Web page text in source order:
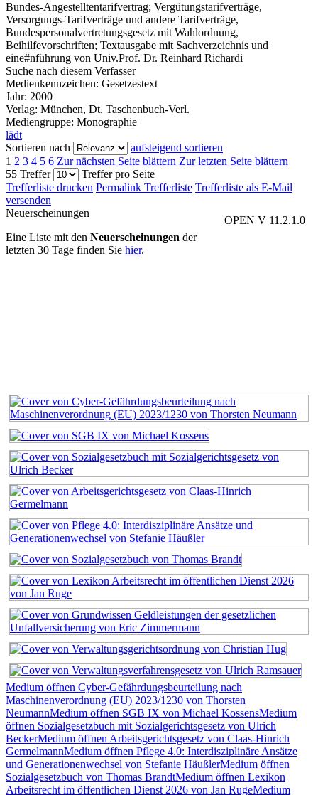
Bundes-Angestelltentarifvertrag; Vergütungstarifverträge,
Versorgungs-Tarifverträge und andere Tarifverträge,
Bundespersonalvertretungsgesetz mit Wahlordnung,
Beihilfevorschriften; Textausgabe mit Sachverzeichnis und
eine#nführung von Univ.Prof. Dr. Reinhard Richardi
Suche nach diesem Verfasser
Medienkennzeichen: Gesetzestext
Jahr: 2000
Verlag: München, Dt. Taschenbuch-Verl.
Mediengruppe: Monographie
lädt
Sortieren nach
aufsteigend sortieren
1 2 3 4 5 6 Zur nächsten Seite blättern Zur letzten Seite blättern
55 Treffer
Treffer pro Seite
Trefferliste drucken Permalink Trefferliste Trefferliste als E-Mail
versenden
OPEN V 11.2.1.0
Neuerscheinungen
Eine Liste mit den Neuerscheinungen der
letzten 30 Tage finden Sie hier.
Medium öffnen Cyber-Gefährdungsbeurteilung nach
Maschinenverordnung (EU) 2023/1230 von Thorsten
NeumannMedium öffnen SGB IX von Michael KossensMedium
öffnen Sozialgesetzbuch mit Sozialgerichtsgesetz von Ulrich
BeckerMedium öffnen Arbeitsgerichtsgesetz von Claas-Hinrich
GermelmannMedium öffnen Pflege 4.0: Interdisziplinäre Ansätze
und Generationenwechsel von Stefanie HäußlerMedium öffnen
Sozialgesetzbuch von Thomas BrandtMedium öffnen Lexikon
Arbeitsrecht im öffentlichen Dienst 2026 von Jan RugeMedium